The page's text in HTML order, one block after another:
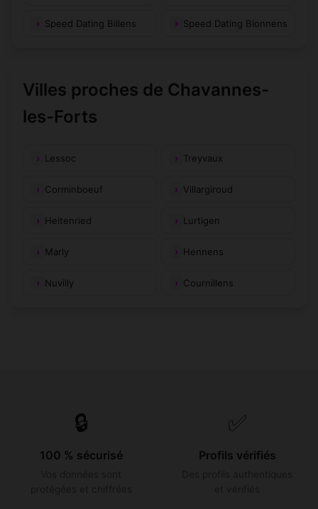
Speed Dating Billens Speed Dating Bionnens
Villes proches de Chavannes-
les-Forts
Lessoc Treyvaux
Corminboeuf Villargiroud
Heitenried Lurtigen
Marly Hennens
Nuvilly Cournillens
🔒
100 % sécurisé
✅
Profils vérifiés